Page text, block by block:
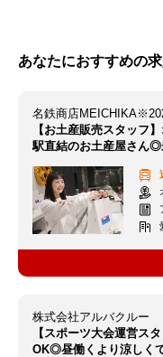
あなたにおすすめの
名鉄商店
【お土産販売スタッフ
駅直結のお土産屋さん◎
株式会社アルバクルー
【スポーツ大会運営ス
OK◎昼働くより涼しく